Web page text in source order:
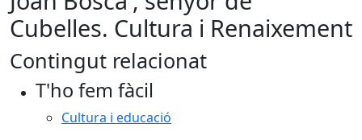
Cubelles. Cultura i Renaixement
Contingut relacionat
T'ho fem fàcil
Cultura i educació